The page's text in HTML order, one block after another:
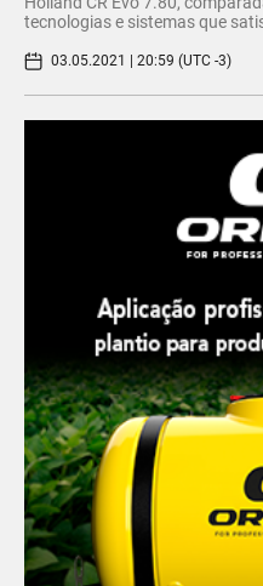
tecnologias e sistemas que
03.05.2021 | 20:59 (UTC -3)